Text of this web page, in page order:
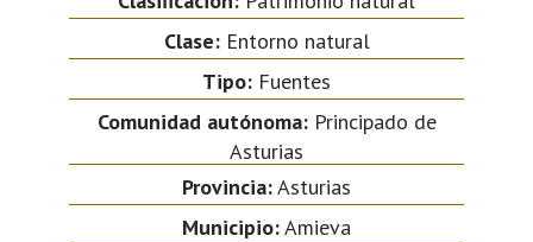
Clase:Entorno natural
Tipo: Fuentes
Comunidad autónoma:Principado de
Asturias
Provincia:Asturias
Municipio:Amieva